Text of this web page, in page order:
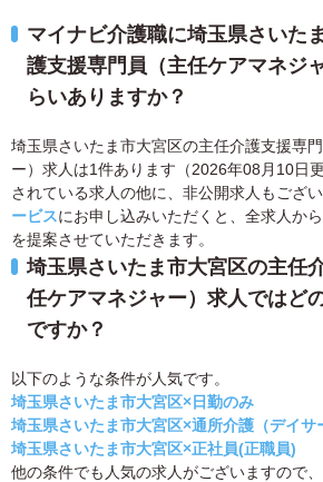
マイナビ介護職に埼玉県さいた
護支援専門員（主任ケアマネジ
らいありますか？
埼玉県さいたま市大宮区の主任介護支援専
ー）求人は1件あります（2026年08月10日
されている求人の他に、非公開求人もござい
ービスにお申し込みいただくと、全求人か
を提案させていただきます。
埼玉県さいたま市大宮区の主任
任ケアマネジャー）求人ではど
ですか？
以下のような条件が人気です。
埼玉県さいたま市大宮区×日勤のみ
埼玉県さいたま市大宮区×通所介護（デイサ
埼玉県さいたま市大宮区×正社員(正職員)
他の条件でも人気の求人がございますので